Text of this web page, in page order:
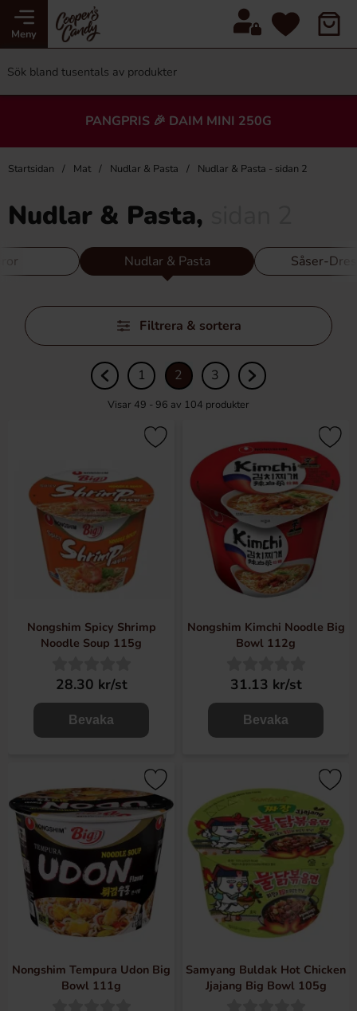
Meny
PANGPRIS 🎉 DAIM MINI 250G
Startsidan Mat Nudlar & Pasta Nudlar & Pasta - sidan 2
Nudlar & Pasta,
Nudlar & Pasta Såser-
Hoppa
över
filtersektionen
Filtrera & sortera
1 2 3
Visar 49 - 96 av 104 produkter
Nongshim Spicy Shrimp
Noodle Soup 115g
28.30 kr/st
Bevaka
Nongshim Kimchi Noodle Big
Bowl 112g
31.13 kr/st
Bevaka
Nongshim Tempura Udon Big
Bowl 111g
Samyang Buldak Hot Chicken
Jjajang Big Bowl 105g